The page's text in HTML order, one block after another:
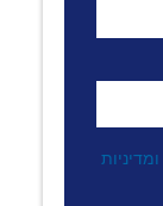
ומדיניות